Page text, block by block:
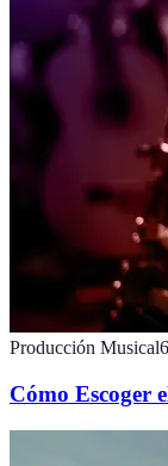
Producción Musical6
Cómo Escoger